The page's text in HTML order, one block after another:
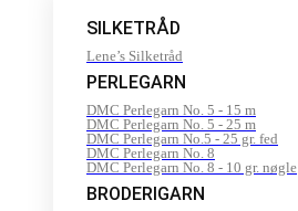
SILKETRÅD
Lene’s Silketråd
PERLEGARN
DMC Perlegarn No. 5 - 15 m
DMC Perlegarn No. 5 - 25 m
DMC Perlegarn No.5 - 25 gr. fed
DMC Perlegarn No. 8
DMC Perlegarn No. 8 - 10 gr. nøgle
BRODERIGARN